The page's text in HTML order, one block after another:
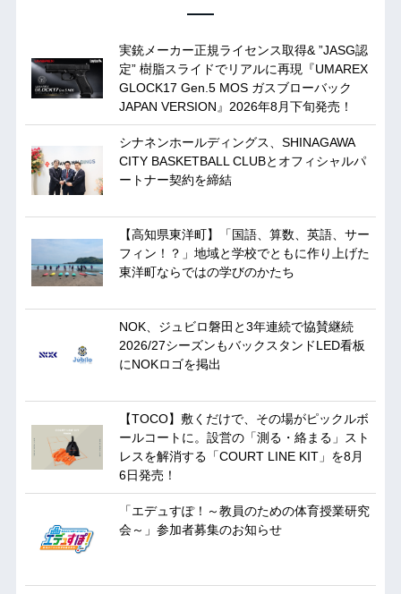
実銃メーカー正規ライセンス取得& ”JASG認
定” 樹脂スライドでリアルに再現『UMAREX
GLOCK17 Gen.5 MOS ガスブローバック
JAPAN VERSION』2026年8月下旬発売！
シナネンホールディングス、SHINAGAWA
CITY BASKETBALL CLUBとオフィシャルパ
ートナー契約を締結
【高知県東洋町】「国語、算数、英語、サー
フィン！？」地域と学校でともに作り上げた
東洋町ならではの学びのかたち
NOK、ジュビロ磐田と3年連続で協賛継続
2026/27シーズンもバックスタンドLED看板
にNOKロゴを掲出
【TOCO】敷くだけで、その場がピックルボ
ールコートに。設営の「測る・絡まる」スト
レスを解消する「COURT LINE KIT」を8月
6日発売！
「エデュすぽ！～教員のための体育授業研究
会～」参加者募集のお知らせ